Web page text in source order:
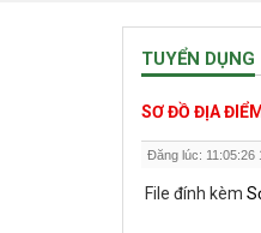
TUYỂN DỤNG
SƠ ĐỒ ĐỊA
Đăng lúc: 11:05:26
File đính kèm